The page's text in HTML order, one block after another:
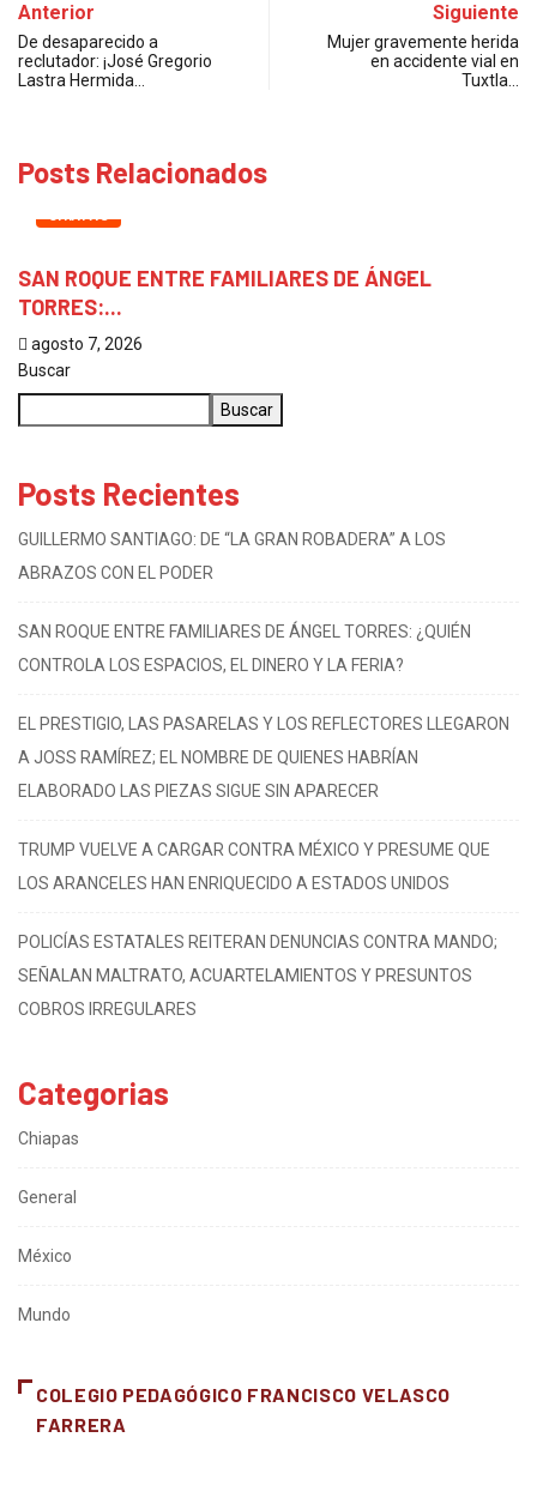
Anterior
De desaparecido a
reclutador: ¡José Gregorio
Lastra Hermida…
Siguiente
Mujer gravemente herida
en accidente vial en
Tuxtla…
Posts Relacionados
CHIAPAS
SAN ROQUE ENTRE FAMILIARES DE ÁNGEL
TORRES:...
agosto 7, 2026
Buscar
Buscar
Posts Recientes
GUILLERMO SANTIAGO: DE “LA GRAN ROBADERA” A LOS
ABRAZOS CON EL PODER
SAN ROQUE ENTRE FAMILIARES DE ÁNGEL TORRES: ¿QUIÉN
CONTROLA LOS ESPACIOS, EL DINERO Y LA FERIA?
EL PRESTIGIO, LAS PASARELAS Y LOS REFLECTORES LLEGARON
A JOSS RAMÍREZ; EL NOMBRE DE QUIENES HABRÍAN
ELABORADO LAS PIEZAS SIGUE SIN APARECER
TRUMP VUELVE A CARGAR CONTRA MÉXICO Y PRESUME QUE
LOS ARANCELES HAN ENRIQUECIDO A ESTADOS UNIDOS
POLICÍAS ESTATALES REITERAN DENUNCIAS CONTRA MANDO;
SEÑALAN MALTRATO, ACUARTELAMIENTOS Y PRESUNTOS
COBROS IRREGULARES
Categorias
Chiapas
General
México
Mundo
COLEGIO PEDAGÓGICO FRANCISCO VELASCO
FARRERA